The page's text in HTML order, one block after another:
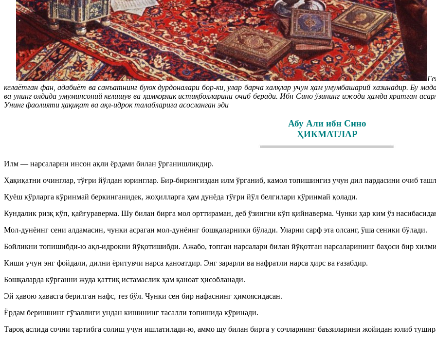
келаётган фан, адабиёт ва санъатнинг буюк дурдоналари бор-ки, улар барча халқлар учун ҳам умумбашарий хазинадир. Бу
ва унинг олдида умуминсоний келишув ва ҳамкорлик истиқболларини очиб беради. Ибн Сино ўзининг ижоди ҳамда яратган
Унинг фаолияти ҳақиқат ва ақл-идрок талабларига асосланган эди
Абу Али ибн Сино
ҲИКМАТЛАР
Илм — нарсаларни инсон ақли ёрдами билан ўрганишликдир.
Ҳақиқатни очинглар, тўғри йўлдан юринглар. Бир-бирингиздан илм ўрганиб, камол топишингиз учун дил пардасини очиб
Қуёш кўрларга кўринмай беркинганидек, жоҳилларга ҳам дунёда тўғри йўл белгилари кўринмай қолади.
Кундалик ризқ кўп, қайғураверма. Шу билан бирга мол орттираман, деб ўзингни кўп қийнаверма. Чунки ҳар ким ўз
Мол-дунёинг сени алдамасин, чунки асраган мол-дунёинг бошқаларники бўлади. Уларни сарф эта олсанг, ўша сеники бўлади.
Бойликни топишибди-ю ақл-идрокни йўқотишибди. Ажабо, топган нарсалари билан йўқотган нарсаларининг баҳоси бир
Киши учун энг фойдали, дилни ёритувчи нарса қаноатдир. Энг зарарли ва нафратли нарса ҳирс ва ғазабдир.
Бошқаларда кўрганни жуда қаттиқ истамаслик ҳам қаноат ҳисобланади.
Эй ҳавою ҳавасга берилган нафс, тез бўл. Чунки сен бир нафаснинг ҳимоясидасан.
Ёрдам беришнинг гўзаллиги ундан кишининг тасалли топишида кўринади.
Тароқ аслида сочни тартибга солиш учун ишлатилади-ю, аммо шу билан бирга у сочларнинг баъзиларини жойидан юлиб